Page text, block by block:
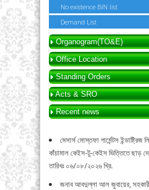
No existence BIN list
Demand List
Organogram(TO&E)
Office Location
Standing Orders
Acts & SRO
Recent news
মেসার্স মোস্তফা গার্মেন্টস
কাঁচামাল কেইস-টু-কেইস ভিত্তিতে ছাড়
তারিখঃ ০৬/০৮/২০২৬ খ্রি.
জনাব আবদুল্লা আল জুবায়ের, সহকারী